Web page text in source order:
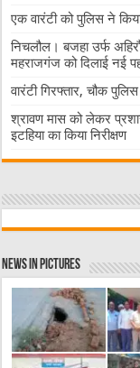
एक वारंटी को पुलिस ने
निचलौल। बजहा उर्फ
महराजगंज को दिलाई नई
वारंटी गिरफ्तार, चौक
श्रावण मास को लेकर
इटहिया का किया निरीक्षण
News in Pictures